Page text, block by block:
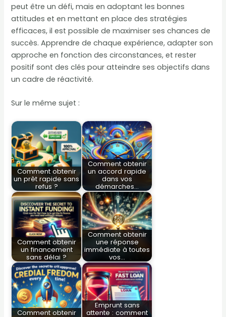
peut être un défi, mais en adoptant les bonnes
attitudes et en mettant en place des stratégies
efficaces, il est possible de maximiser ses chances de
succès. Apprendre de chaque expérience, adapter son
approche en fonction des circonstances, et rester
positif sont des clés pour atteindre ses objectifs dans
un cadre de réactivité.
Sur le même sujet :
Comment obtenir
un prêt rapide sans
refus ?
Comment obtenir
un accord rapide
dans vos
démarches…
Comment obtenir
un financement
sans délai ?
Comment obtenir
une réponse
immédiate à toutes
vos…
Comment obtenir
Emprunt sans
attente : comment